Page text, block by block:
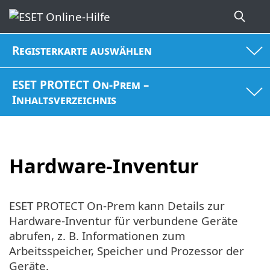
Registerkarte auswählen
ESET PROTECT On-Prem –
Inhaltsverzeichnis
Hardware-Inventur
ESET PROTECT On-Prem kann Details zur
Hardware-Inventur für verbundene Geräte
abrufen, z. B. Informationen zum
Arbeitsspeicher, Speicher und Prozessor der
Geräte.